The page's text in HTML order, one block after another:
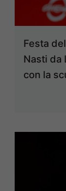
Festa
Nasti da
con la